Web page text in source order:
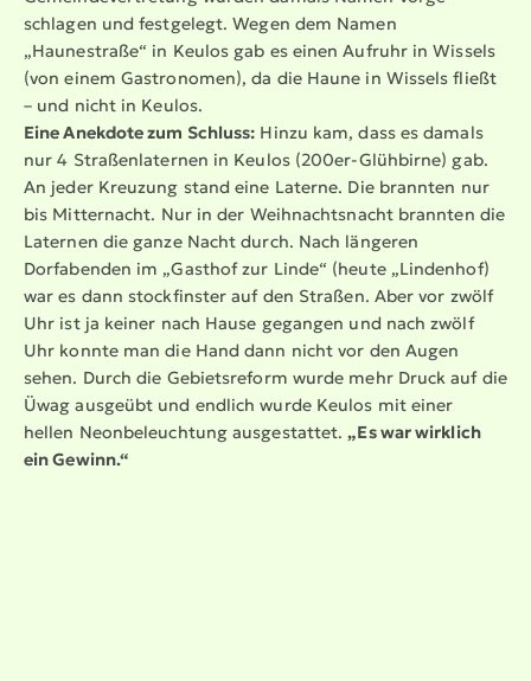
schlagen und festgelegt. Wegen dem Namen
„Haunestraße“ in Keulos gab es einen Aufruhr in Wissels
(von einem Gastronomen), da die Haune in Wissels fließt
– und nicht in Keulos.
Eine Anekdote zum Schluss: Hinzu kam, dass es damals
nur 4 Straßen­la­ternen in Keulos (200er-Glühbirne) gab.
An jeder Kreuzung stand eine Laterne. Die brannten nur
bis Mitternacht. Nur in der Weihnachts­nacht brannten die
Laternen die ganze Nacht durch. Nach längeren
Dorfabenden im „Gasthof zur Linde“ (heute „Lindenhof)
war es dann stock­finster auf den Straßen. Aber vor zwölf
Uhr ist ja keiner nach Hause gegangen und nach zwölf
Uhr konnte man die Hand dann nicht vor den Augen
sehen. Durch die Gebiets­reform wurde mehr Druck auf die
Üwag ausgeübt und endlich wurde Keulos mit einer
hellen Neonbe­leuchtung ausge­stattet.„Es war wirklich
ein Gewinn.“